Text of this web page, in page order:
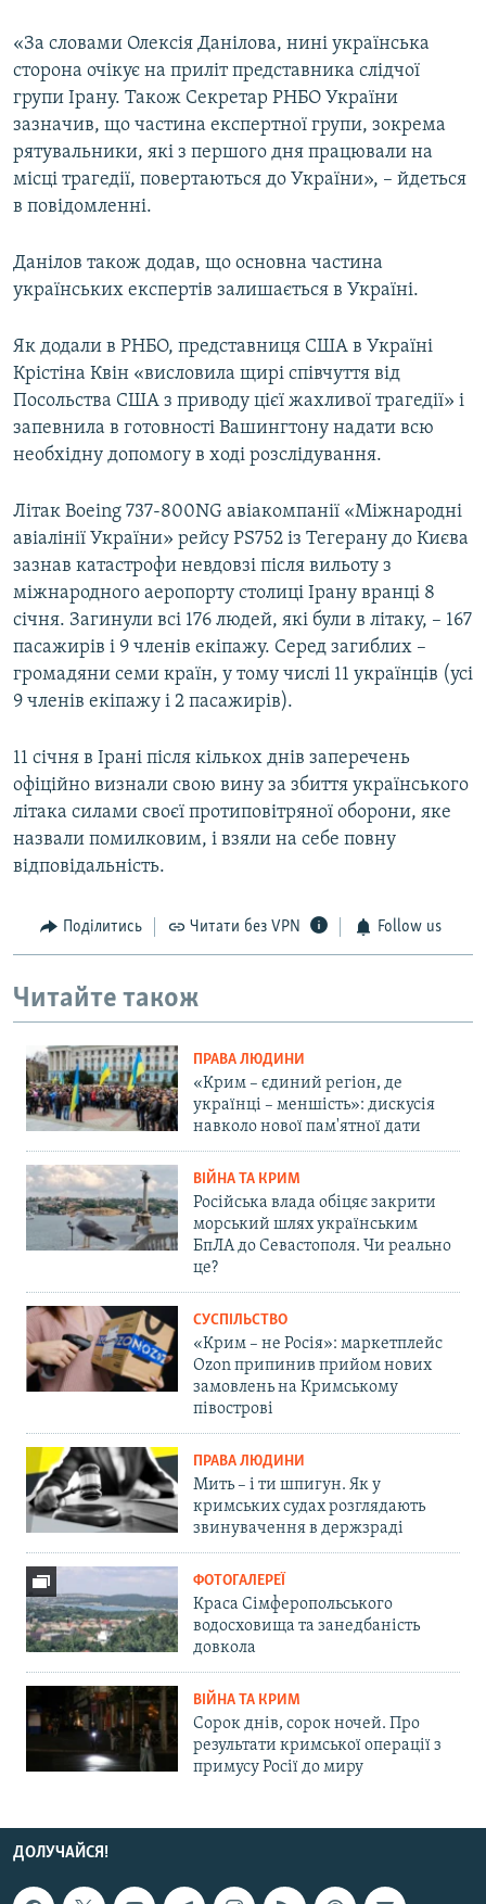
«За словами Олексія Данілова, нині українська
сторона очікує на приліт представника слідчої
групи Ірану. Також Секретар РНБО України
зазначив, що частина експертної групи, зокрема
рятувальники, які з першого дня працювали на
місці трагедії, повертаються до України», – йдеться
в повідомленні.
Данілов також додав, що основна частина
українських експертів залишається в Україні.
Як додали в РНБО, представниця США в Україні
Крістіна Квін «висловила щирі співчуття від
Посольства США з приводу цієї жахливої трагедії» і
запевнила в готовності Вашингтону надати всю
необхідну допомогу в ході розслідування.
Літак Boeing 737-800NG авіакомпанії «Міжнародні
авіалінії України» рейсу PS752 із Тегерану до Києва
зазнав катастрофи невдовзі після вильоту з
міжнародного аеропорту столиці Ірану вранці 8
січня. Загинули всі 176 людей, які були в літаку, – 167
пасажирів і 9 членів екіпажу. Серед загиблих –
громадяни семи країн, у тому числі 11 українців (усі
9 членів екіпажу і 2 пасажирів).
11 січня в Ірані після кількох днів заперечень
офіційно визнали свою вину за збиття українського
літака силами своєї протиповітряної оборони, яке
назвали помилковим, і взяли на себе повну
відповідальність.
Поділитись Читати без VPN Follow us
Читайте також
ПРАВА ЛЮДИНИ
«Крим – єдиний регіон, де
українці – меншість»: дискусія
навколо нової пам'ятної дати
ВІЙНА ТА КРИМ
Російська влада обіцяє закрити
морський шлях українським
БпЛА до Севастополя. Чи реально
це?
СУСПІЛЬСТВО
«Крим – не Росія»: маркетплейс
Ozon припинив прийом нових
замовлень на Кримському
півострові
ПРАВА ЛЮДИНИ
Мить – і ти шпигун. Як у
кримських судах розглядають
звинувачення в держзраді
ФОТОГАЛЕРЕЇ
Краса Сімферопольського
водосховища та занедбаність
довкола
ВІЙНА ТА КРИМ
Сорок днів, сорок ночей. Про
результати кримської операції з
примусу Росії до миру
ДОЛУЧАЙСЯ!